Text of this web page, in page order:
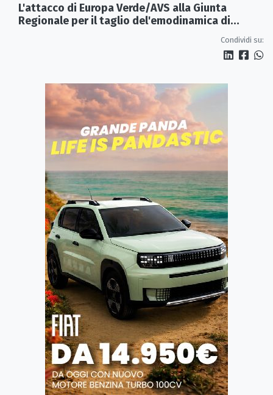
L'attacco di Europa Verde/AVS alla Giunta
Regionale per il taglio del'emodinamica di
Condividi su: